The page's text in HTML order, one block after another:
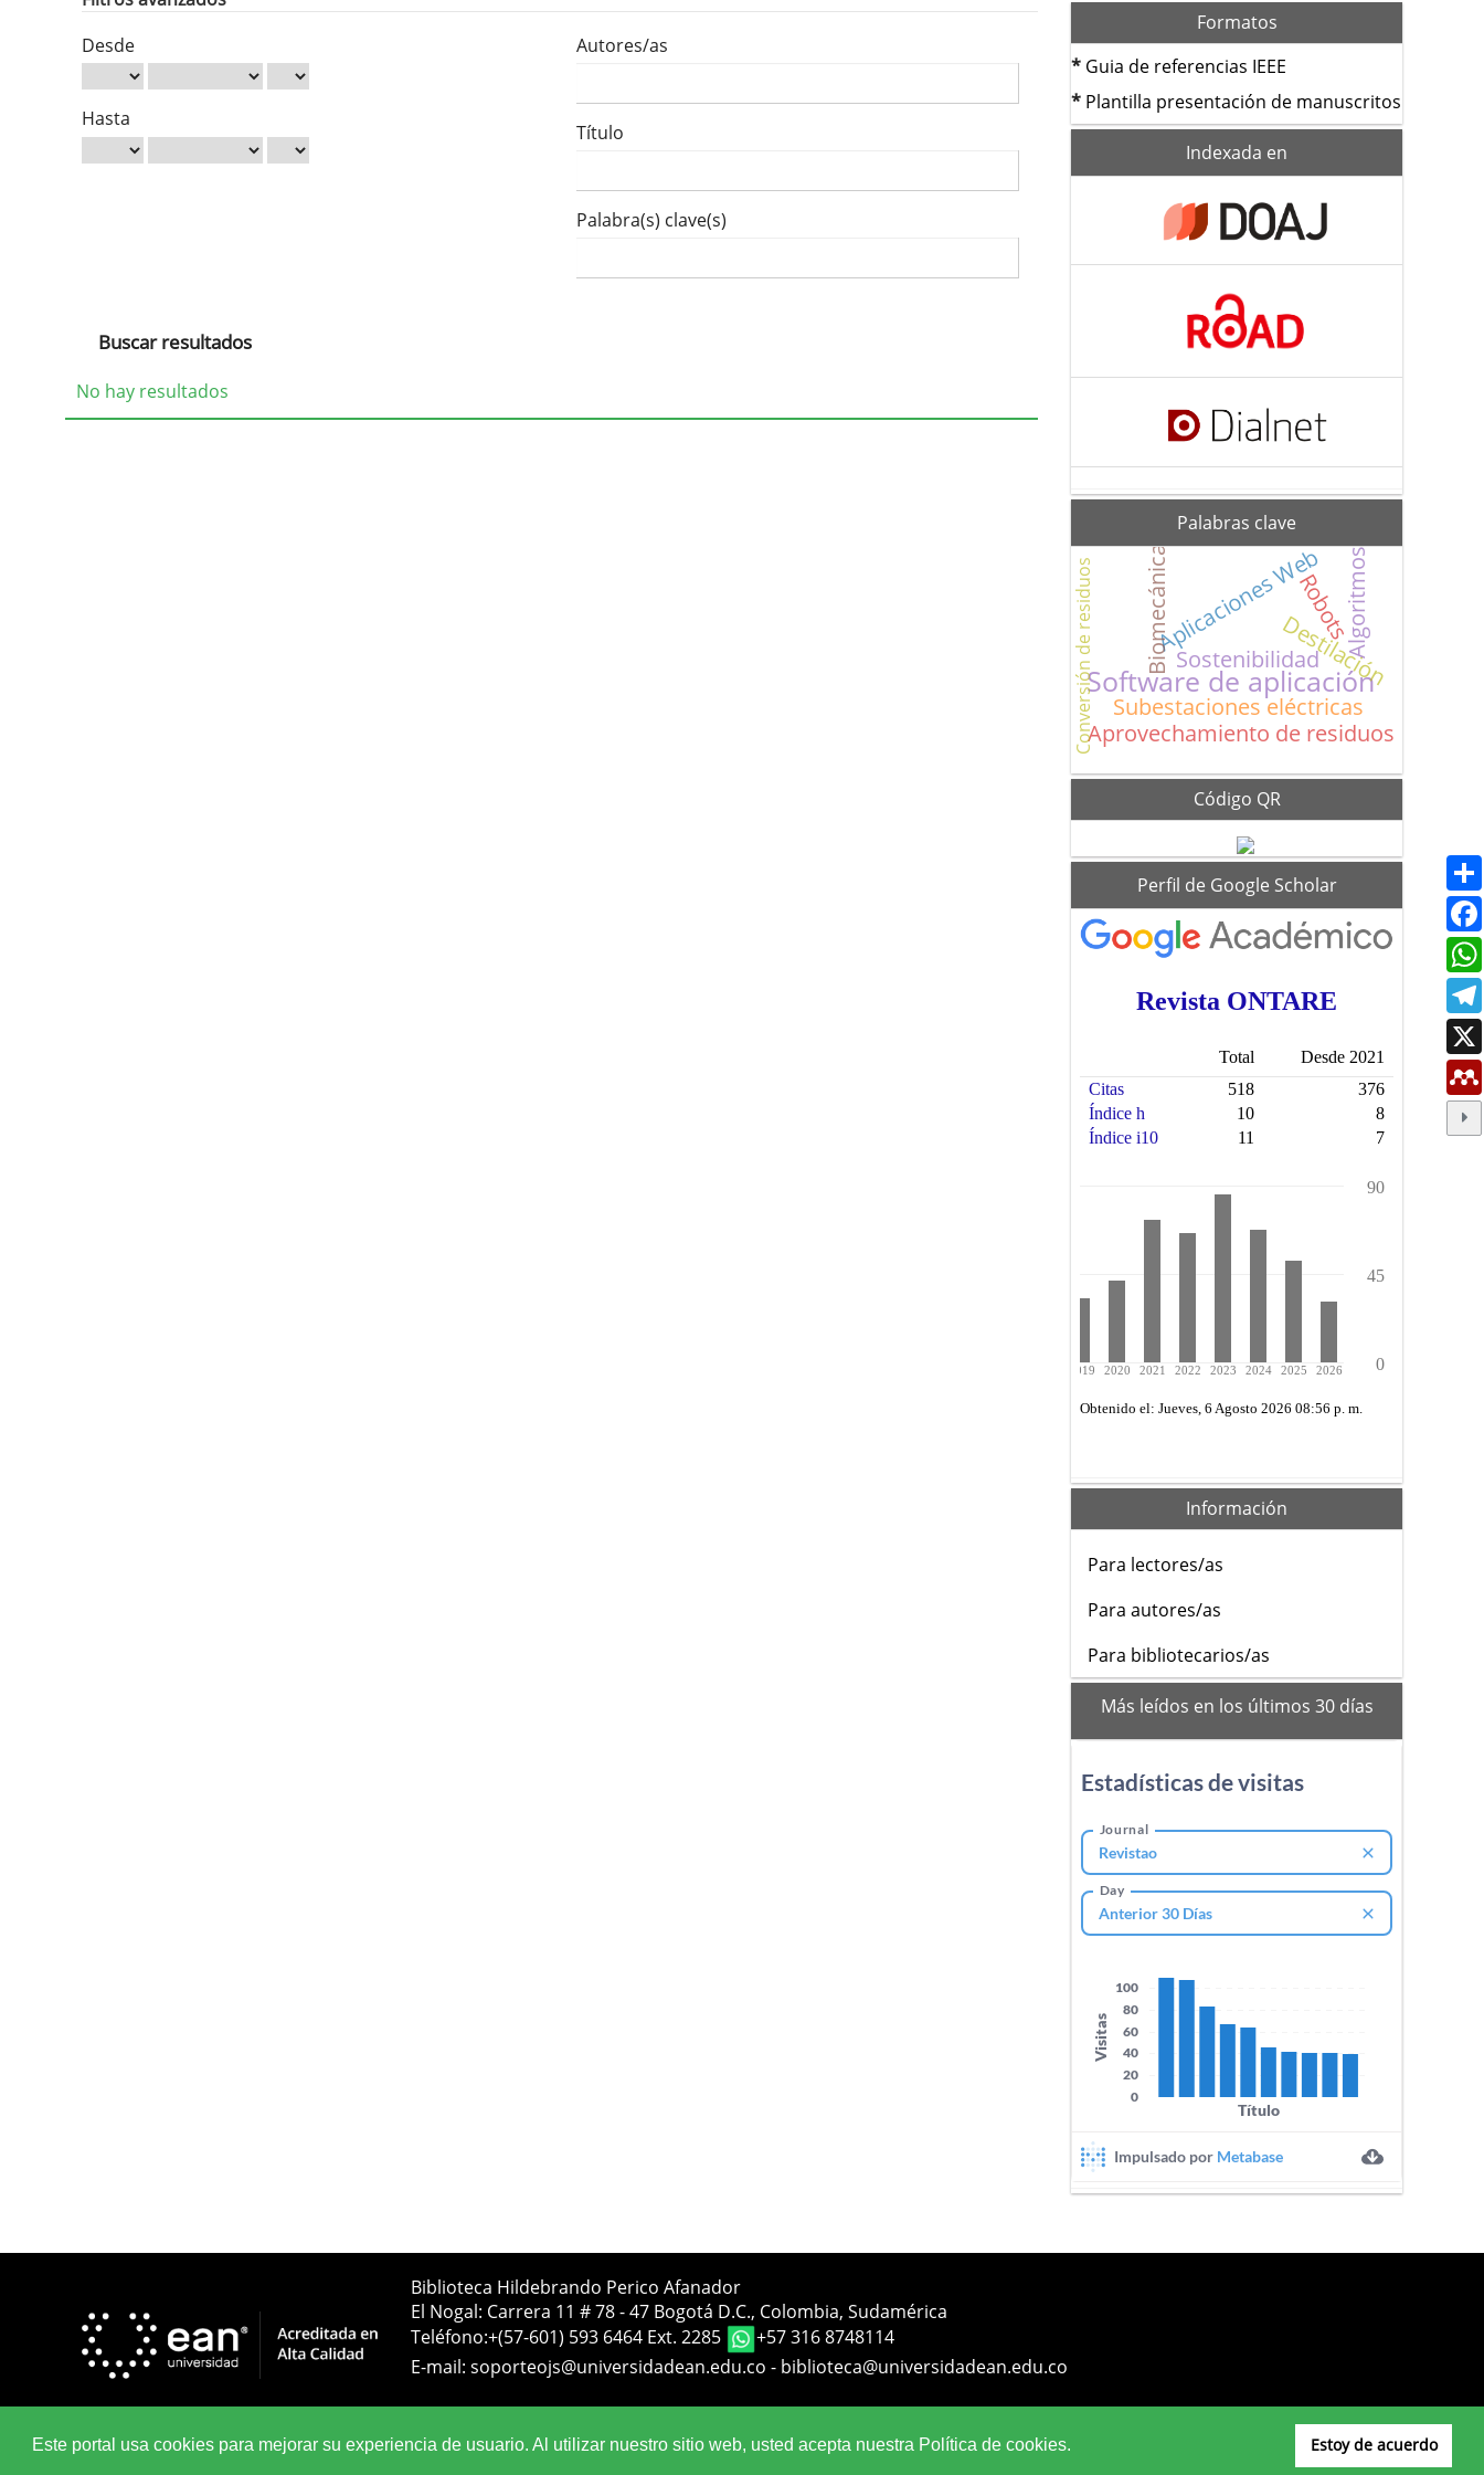
Este portal usa cookies para mejorar su experiencia de usuario. Al utilizar nuestro sitio web, usted acepta nuestra Política de cookies. Estoy de acuerdo
Desde
Hasta
Autores/as
Título
Palabra(s) clave(s)
Buscar resultados
No hay resultados
Formatos
* Guia de referencias IEEE
* Plantilla presentación de manuscritos
Indexada en
Palabras clave
Software de aplicación
Aplicaciones WebDestilación
BiomecánicaSostenibilidad
Algoritmos
Subestaciones eléctricas
Aprovechamiento de residuos
Robots
Conversión de residuos
Código QR
scholarPerfil de Google Scholar
Información
Para lectores/as
Para autores/as
Para bibliotecarios/as
mas
leidos
Más leídos en los últimos 30 días
Biblioteca Hildebrando Perico Afanador
El Nogal: Carrera 11 # 78 - 47 Bogotá D.C., Colombia, Sudamérica
Teléfono:+(57-601) 593 6464 Ext. 2285
+57 316 8748114
E-mail: soporteojs@universidadean.edu.co - biblioteca@universidadean.edu.co
Sistema OJS - Metabiblioteca |